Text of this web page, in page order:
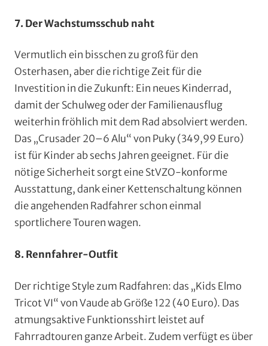
7. Der Wachstumsschub naht
Vermutlich ein bisschen zu groß für den
Osterhasen, aber die richtige Zeit für die
Investition in die Zukunft: Ein neues Kinderrad,
damit der Schulweg oder der Familienausflug
weiterhin fröhlich mit dem Rad absolviert werden.
Das „Crusader 20–6 Alu“ von Puky (349,99 Euro)
ist für Kinder ab sechs Jahren geeignet. Für die
nötige Sicherheit sorgt eine StVZO-konforme
Ausstattung, dank einer Kettenschaltung können
die angehenden Radfahrer schon einmal
sportlichere Touren wagen.
8. Rennfahrer-Outfit
Der richtige Style zum Radfahren: das „Kids Elmo
Tricot VI“ von Vaude ab Größe 122 (40 Euro). Das
atmungsaktive Funktionsshirt leistet auf
Fahrradtouren ganze Arbeit. Zudem verfügt es über